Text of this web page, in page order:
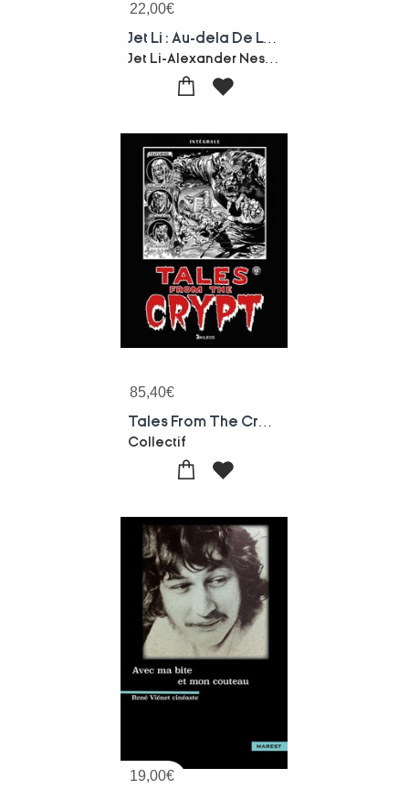
22,00€
Jet Li : Au-dela De La Vie Et De La Mort, Mon Chemin Interieur
85,40€
Collectif
19,00€